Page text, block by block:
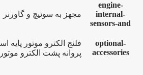
engine-
internal-
sensors-and
مجهز به سوئیچ و گاورنر
optional-
accessories
فلنج الکترو موتور پایه
پروانه پشت الکترو موتور